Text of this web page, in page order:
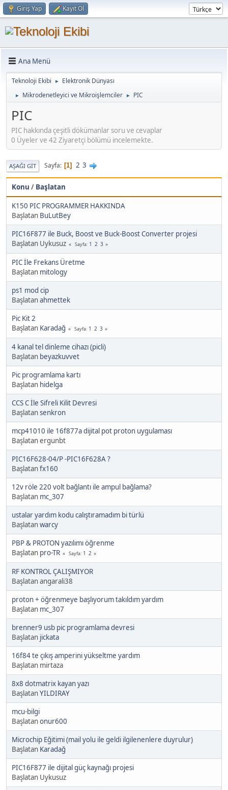
Giriş Yap Kayıt Ol
Ana Menü
Teknoloji Ekibi ► Elektronik Dünyası
► Mikrodenetleyici ve Mikroişlemciler ► PIC
PIC
PIC hakkında çeşitli dökümanlar soru ve cevaplar
0 Üyeler ve 42 Ziyaretçi bölümü incelemekte.
AŞAĞI GIT Sayfa 1 2 3
Konu / Başlatan
K150 PIC PROGRAMMER HAKKINDA
Başlatan BuLutBey
PIC16F877 ile Buck, Boost ve Buck-Boost Converter projesi
Başlatan Uykusuz
Sayfa 1 2 3
PIC İle Frekans Üretme
Başlatan mitology
ps1 mod cip
Başlatanahmettek
Pic Kit 2
Başlatan Karadağ Sayfa 1 2 3
4 kanal tel dinleme cihazı (picli)
Başlatan beyazkuvvet
Pic programlama kartı
Başlatan hidelga
CCS C İle Sifreli Kilit Devresi
Başlatansenkron
mcp41010 ile 16f877a dijital pot proton uygulaması
Başlatan ergunbt
PIC16F628-04/P -PIC16F628A ?
Başlatanfx160
12v röle 220 volt bağlantı ile ampul bağlama?
Başlatan mc_307
ustalar yardım kodu calıştıramadım bi türlü
Başlatanwarcy
PBP & PROTON yazılımı öğrenme
Başlatan pro-TR Sayfa 1 2
RF KONTROL ÇALIŞMIYOR
Başlatan angarali38
proton + öğrenmeye başlıyorum takıldım yardım
Başlatan mc_307
brenner9 usb pic programlama devresi
Başlatan jickata
16f84 te çıkış amperini yükseltme yardım
Başlatan mirtaza
8x8 dotmatrix kayan yazı
BaşlatanYILDIRAY
mcu-bilgi
Başlatanonur600
Microchip Eğitimi (mail yolu ile geldi ilgilenenlere duyrulur)
Başlatan Karadağ
PIC16F877 ile dijital güç kaynağı projesi
Başlatan Uykusuz